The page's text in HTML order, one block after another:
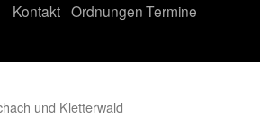
Kontakt OrdnungenTermine
und Kletterwald